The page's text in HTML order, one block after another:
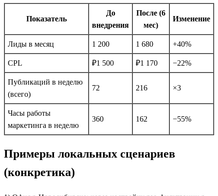
Показатель
До
внедрения
После (6
мес)
Изменение
Лиды в месяц 1 200 1 680 +40%
CPL ₽1 500 ₽1 170 −22%
Публикаций в неделю
(всего)
72 216 ×3
Часы работы
маркетинга в неделю
360 162 −55%
Примеры локальных сценариев
(конкретика)